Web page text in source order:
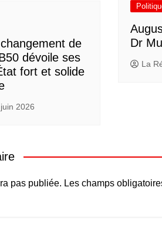
de
dévoile ses
fort et solide
2026
Dr
La
pas publiée. Les champs